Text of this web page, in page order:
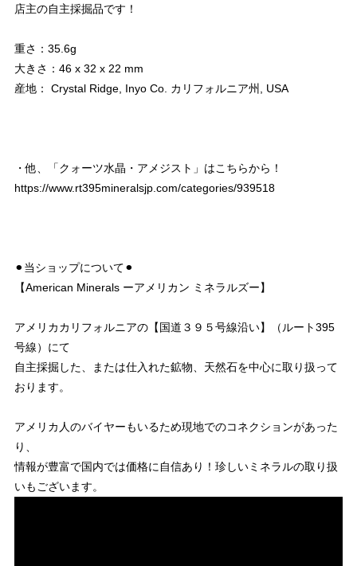
店主の自主採掘品です！
重さ：35.6g
大きさ：46 x 32 x 22 mm
産地： Crystal Ridge, Inyo Co. カリフォルニア州, USA
・他、「クォーツ水晶・アメジスト」はこちらから！
https://www.rt395mineralsjp.com/categories/939518
⚫︎当ショップについて⚫︎
【American Minerals ーアメリカン ミネラルズー】
アメリカカリフォルニアの【国道３９５号線沿い】（ルート395
号線）にて
自主採掘した、または仕入れた鉱物、天然石を中心に取り扱って
おります。
アメリカ人のバイヤーもいるため現地でのコネクションがあった
り、
情報が豊富で国内では価格に自信あり！珍しいミネラルの取り扱
いもございます。